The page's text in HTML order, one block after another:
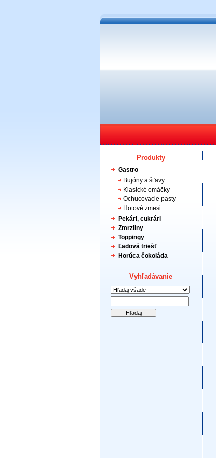
Produkty
Gastro
Bujóny a šťavy
Klasické omáčky
Ochucovacie pasty
Hotové zmesi
Pekári, cukrári
Zmrzliny
Toppingy
Ľadová triešť
Horúca čokoláda
Vyhľadávanie